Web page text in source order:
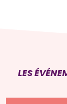
LES